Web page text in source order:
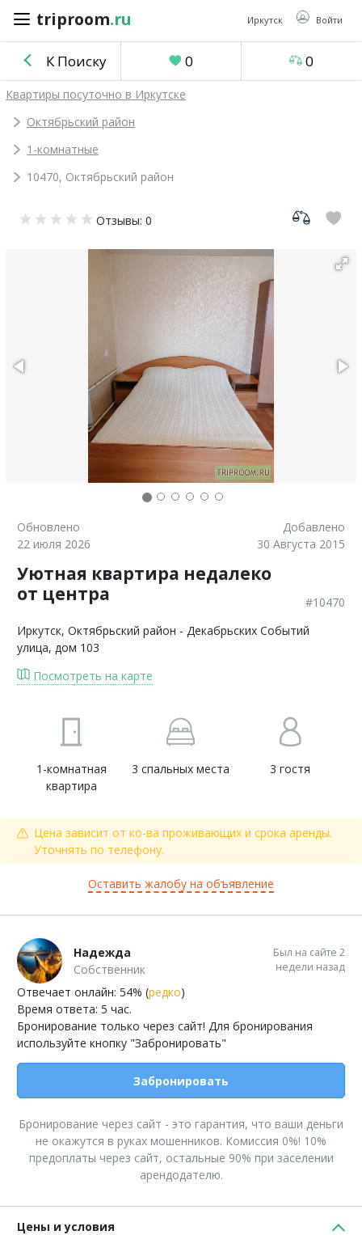
triproom.ru Иркутск Войти
triproom .ru
Российский
Войти / Зарегистрироваться
объявление
К Поиску 0 0
Квартиры посуточно в Иркутске
Октябрьский район
1-комнатные
10470, Октябрьский район
Отзывы: 0
Обновлено
22 июля 2026
Добавлено
30 Августа 2015
Уютная квартира недалеко
от центра
#10470
Иркутск, Октябрьский район - Декабрьских Событий
улица, дом 103
Посмотреть на карте
1-комнатная
квартира
3 спальных места 3 гостя
Цена зависит от ко-ва проживающих и срока аренды.
Уточнять по телефону.
Оставить жалобу на объявление
Надежда
Собственник
Был на сайте 2
недели назад
Отвечает онлайн: 54% (редко)
Время ответа: 5 час.
Бронирование только через сайт! Для бронирования
используйте кнопку "Забронировать"
Забронировать
Бронирование через сайт - это гарантия, что ваши деньги
не окажутся в руках мошенников. Комиссия 0%! 10%
предоплаты через сайт, остальные 90% при заселении
арендодателю.
Цены и условия